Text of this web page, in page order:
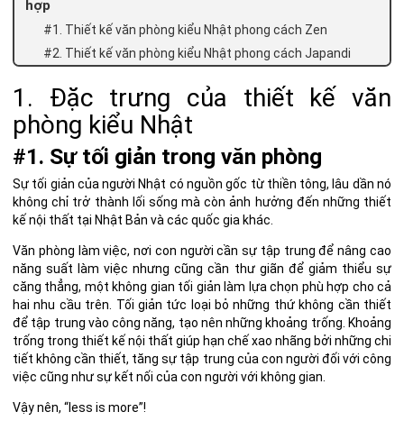
hợp
#1. Thiết kế văn phòng kiểu Nhật phong cách Zen
#2. Thiết kế văn phòng kiểu Nhật phong cách Japandi
1. Đặc trưng của thiết kế văn
phòng kiểu Nhật
#1. Sự tối giản trong văn phòng
Sự tối giản của người Nhật có nguồn gốc từ thiền tông, lâu dần nó
không chỉ trở thành lối sống mà còn ảnh hưởng đến những thiết
kế nội thất tại Nhật Bản và các quốc gia khác.
Văn phòng làm việc, nơi con người cần sự tập trung để nâng cao
năng suất làm việc nhưng cũng cần thư giãn để giảm thiểu sự
căng thẳng, một không gian tối giản làm lựa chọn phù hợp cho cả
hai nhu cầu trên. Tối giản tức loại bỏ những thứ không cần thiết
để tập trung vào công năng, tạo nên những khoảng trống. Khoảng
trống trong thiết kế nội thất giúp hạn chế xao nhãng bởi những chi
tiết không cần thiết, tăng sự tập trung của con người đối với công
việc cũng như sự kết nối của con người với không gian.
Vậy nên, “less is more”!